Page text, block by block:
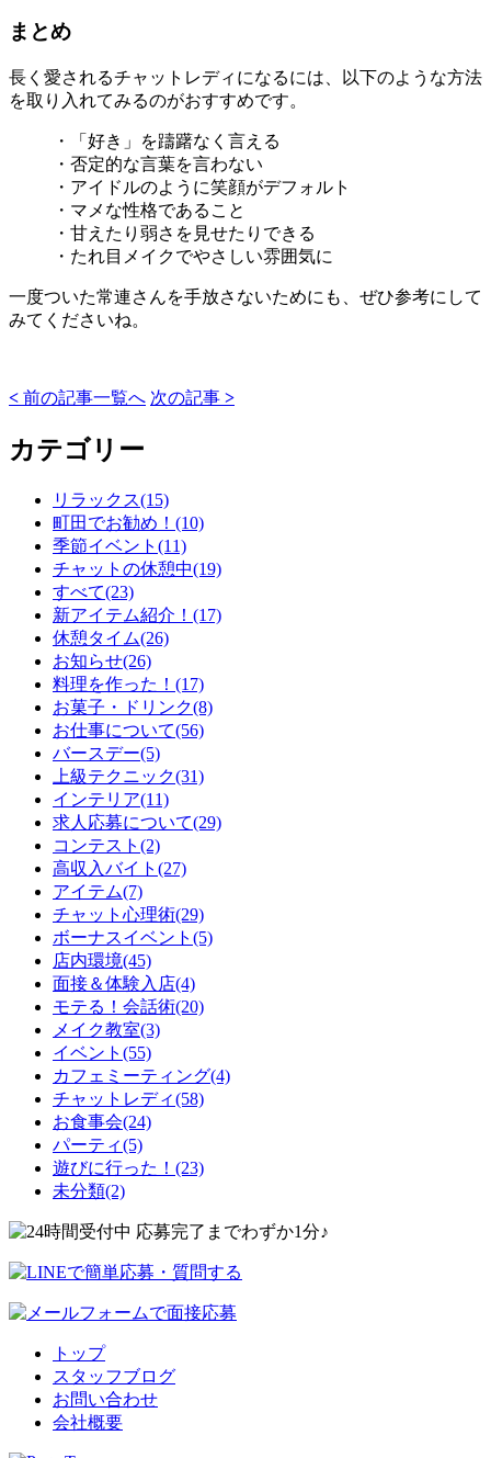
まとめ
長く愛されるチャットレディになるには、以下のような方法
を取り入れてみるのがおすすめです。
・「好き」を躊躇なく言える
・否定的な言葉を言わない
・アイドルのように笑顔がデフォルト
・マメな性格であること
・甘えたり弱さを見せたりできる
・たれ目メイクでやさしい雰囲気に
一度ついた常連さんを手放さないためにも、ぜひ参考にして
みてくださいね。
< 前の記事一覧へ 次の記事 >
カテゴリー
リラックス(15)
町田でお勧め！(10)
季節イベント(11)
チャットの休憩中(19)
すべて(23)
新アイテム紹介！(17)
休憩タイム(26)
お知らせ(26)
料理を作った！(17)
お菓子・ドリンク(8)
お仕事について(56)
バースデー(5)
上級テクニック(31)
インテリア(11)
求人応募について(29)
コンテスト(2)
高収入バイト(27)
アイテム(7)
チャット心理術(29)
ボーナスイベント(5)
店内環境(45)
面接＆体験入店(4)
モテる！会話術(20)
メイク教室(3)
イベント(55)
カフェミーティング(4)
チャットレディ(58)
お食事会(24)
パーティ(5)
遊びに行った！(23)
未分類(2)
トップ
スタッフブログ
お問い合わせ
会社概要